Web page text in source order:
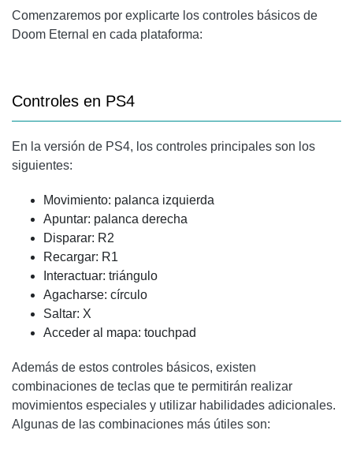
Comenzaremos por explicarte los controles básicos de
Doom Eternal en cada plataforma:
Controles en PS4
En la versión de PS4, los controles principales son los
siguientes:
Movimiento: palanca izquierda
Apuntar: palanca derecha
Disparar: R2
Recargar: R1
Interactuar: triángulo
Agacharse: círculo
Saltar: X
Acceder al mapa: touchpad
Además de estos controles básicos, existen
combinaciones de teclas que te permitirán realizar
movimientos especiales y utilizar habilidades adicionales.
Algunas de las combinaciones más útiles son: